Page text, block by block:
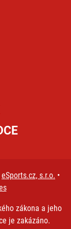
eSports.cz, s.r.o. •
zákona a jeho
je zakázáno.